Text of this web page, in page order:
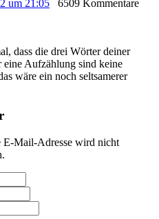
um 21:05
6509 Kommentare
dass die drei Wörter deiner
eine Aufzählung sind keine
wäre ein noch seltsamerer
Mail-Adresse wird nicht